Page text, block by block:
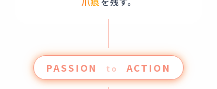
PASSION to ACTION